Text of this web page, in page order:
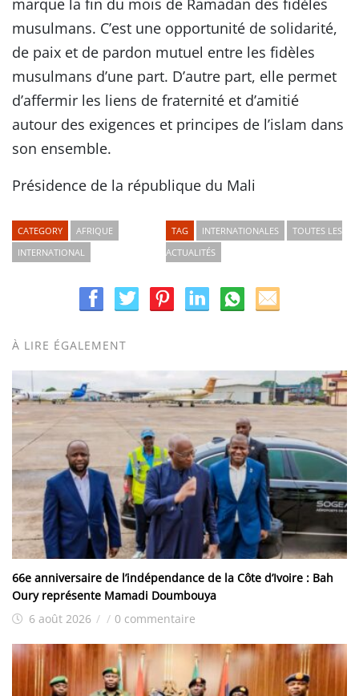
musulmans. C’est une opportunité de solidarité,
de paix et de pardon mutuel entre les fidèles
musulmans d’une part. D’autre part, elle permet
d’affermir les liens de fraternité et d’amitié
autour des exigences et principes de l’islam dans
son ensemble.
Présidence de la république du Mali
CATEGORY
AFRIQUE
INTERNATIONAL
TAG INTERNATIONALES
TOUTES LES
ACTUALITÉS
À LIRE ÉGALEMENT
66e anniversaire de l’indépendance de la Côte d’Ivoire : Bah
Oury représente Mamadi Doumbouya
6 août 2026 / / 0 commentaire